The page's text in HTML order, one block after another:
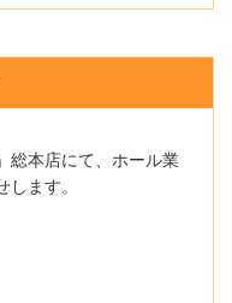
総本店にて、ホール業
ます。